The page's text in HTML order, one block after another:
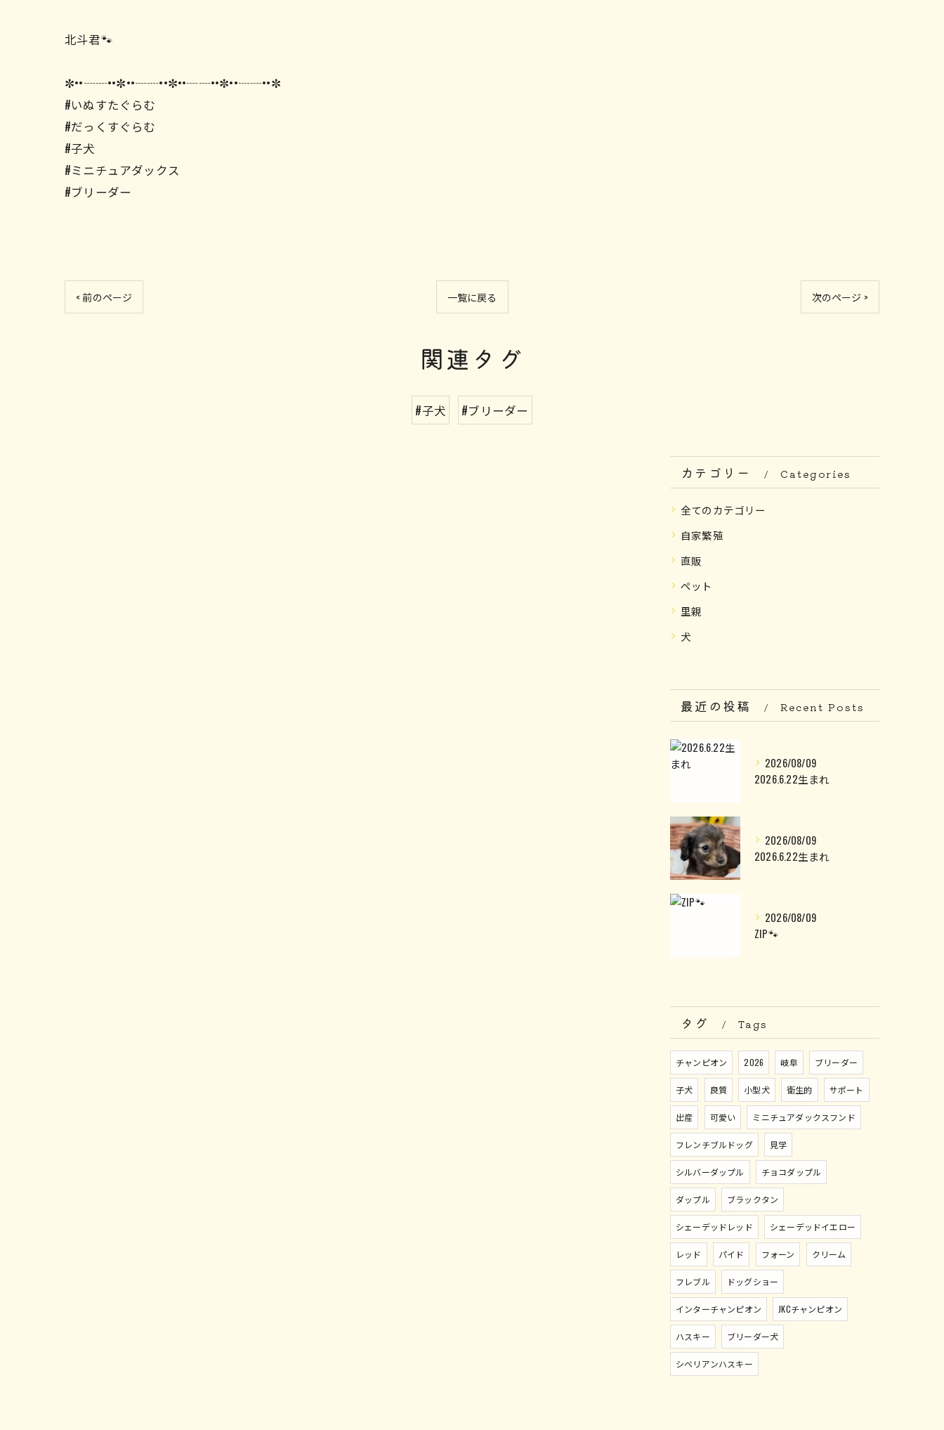
北斗君🐾
✼••┈┈••✼••┈┈••✼••┈┈••✼••┈┈••✼
#いぬすたぐらむ
#だっくすぐらむ
#子犬
#ミニチュアダックス
#ブリーダー
< 前のページ 一覧に戻る 次のページ >
関連タグ
#子犬 #ブリーダー
カテゴリー Categories
全てのカテゴリー
自家繁殖
直販
ペット
里親
犬
最近の投稿 Recent Posts
2026/08/09
2026.6.22生まれ
2026/08/09
2026.6.22生まれ
2026/08/09
ZIP🐾
タグ Tags
チャンピオン 2026 岐阜 ブリーダー
子犬 良質 小型犬 衛生的 サポート
出産 可愛い ミニチュアダックスフンド
フレンチブルドッグ 見学
シルバーダップル チョコダップル
ダップル ブラックタン
シェーデッドレッド シェーデッドイエロー
レッド パイド フォーン クリーム
フレブル ドッグショー
インターチャンピオン JKCチャンピオン
ハスキー ブリーダー犬
シベリアンハスキー